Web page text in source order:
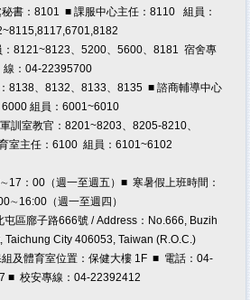
書：8101 ■ 課服中心主任：8110 組員：
：8121~8123、5200、5600、8181 宿舍專
線：04-22395700
8138、8132、8133、8135 ■ 諮商輔導中心
6000 組員：6001~6010
訓室教官：8201~8203、8205-8210、
室主任：6100 組員：6101~6102
：00（週一至週五）■ 寒暑假上班時間：
（週一至週四）
區廍子路666號 / Address：No.666, Buzih
Taichung City 406053, Taiwan (R.O.C.)
及體育室位置：保健大樓 1F ■ 電話：04-
■ 校安專線：04-22392412